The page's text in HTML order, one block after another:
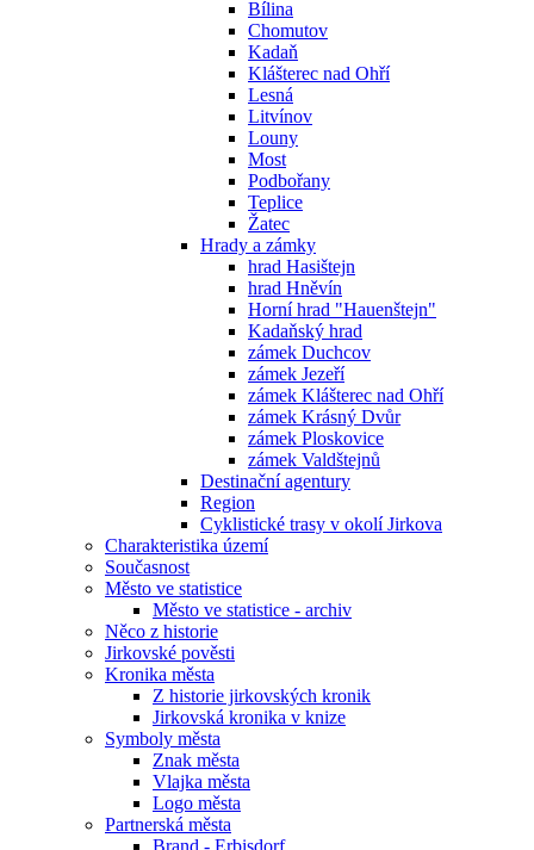
Bílina
Chomutov
Kadaň
Klášterec nad Ohří
Lesná
Litvínov
Louny
Most
Podbořany
Teplice
Žatec
Hrady a zámky
hrad Hasištejn
hrad Hněvín
Horní hrad "Hauenštejn"
Kadaňský hrad
zámek Duchcov
zámek Jezeří
zámek Klášterec nad Ohří
zámek Krásný Dvůr
zámek Ploskovice
zámek Valdštejnů
Destinační agentury
Region
Cyklistické trasy v okolí Jirkova
Charakteristika území
Současnost
Město ve statistice
Město ve statistice - archiv
Něco z historie
Jirkovské pověsti
Kronika města
Z historie jirkovských kronik
Jirkovská kronika v knize
Symboly města
Znak města
Vlajka města
Logo města
Partnerská města
Brand - Erbisdorf